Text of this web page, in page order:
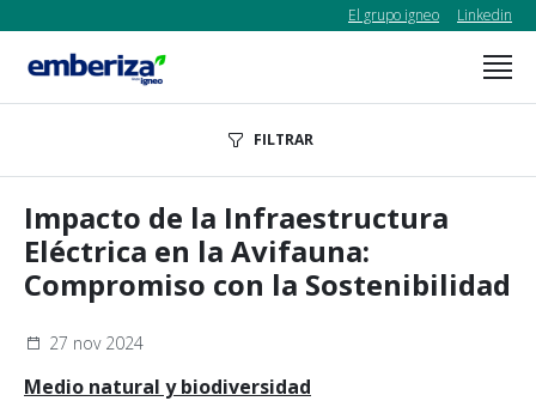
El grupo igneo Linkedin
FILTRAR
Impacto de la Infraestructura
Eléctrica en la Avifauna:
Compromiso con la Sostenibilidad
27 nov 2024
Medio natural y biodiversidad